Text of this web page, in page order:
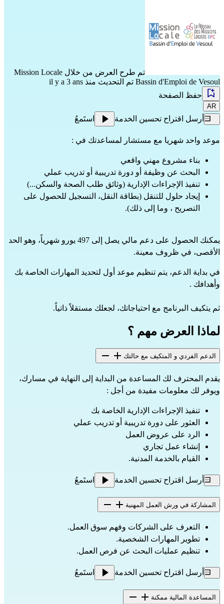
تم طرح العرض من خلال Mission Locale
Bassin d'Emploi de Vesoul تم التحديث منذ il y a 3 ans
حفظ الصفحة
AR
أرسل اقتراح تحسين الخدمة استَمعُ
موعد واحد شهريا مع مستشار لمساعدتك في :
بناء مشروع مهني واقعي
البحث عن وظيفة أو دورة تدريبية أو تدريب عملي
تنفيذ الإجراءات الإدارية (وثائق طلب الصحة والسكن...)
إيجاد حلول للتنقل (بطاقة النقل، التسجيل للحصول على
التصريح ، وما إلى ذلك).
يمكنك الحصول على دعم مالي يصل إلى 497 يورو شهرياً، وهو الحد
الأقصى، في ظروف معينة.
في بداية الدعم، يتم تنظيم موعد أول لتحديد المهارات الخاصة بك
وأهدافك .
ثم يتكيف البرنامج مع احتياجاتك، لجعلك مستقلاً ذاتياً.
لماذا العرض مهم ؟
الدعم الفردي و المتكيف مع حالتك
يقدم المحترف لك المساعدة من البداية إلى النهاية في مسارك،
ويوفر لك معلومات مفيدة من أجل :
تنفيذ الإجراءات الإدارية الخاصة بك
العثور على دورة تدريبية أو تدريب عملي
الرد على عروض العمل
إنشاء عمل تجاري
القيام بالخدمة المدنية.
أرسل اقتراح تحسين الخدمة استَمعُ
المشاركة في ورش العمل المهنية
التعرف على الشركات وفهم سوق العمل.
تطوير المهارات الشخصية.
تنظيم عمليات البحث عن فرص العمل.
أرسل اقتراح تحسين الخدمة استَمعُ
المساعدة المالية ممكنة